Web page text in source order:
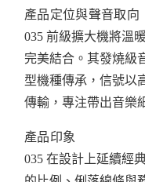
產品定位與聲音取向
035 前級擴大機將溫
完美結合。其發燒級
型機種傳承，信號以
傳輸，專注帶出音樂
產品印象
035 在設計上延續經